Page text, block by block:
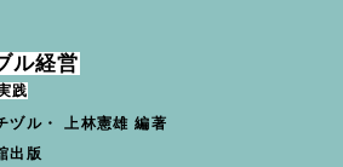
ル経営
践
ヅル・ 上林憲雄 編著
出版